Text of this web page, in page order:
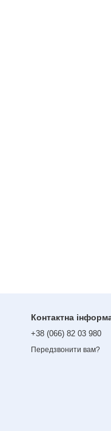
Контактна
+38 (066) 82 03 980
Передзвонити вам?